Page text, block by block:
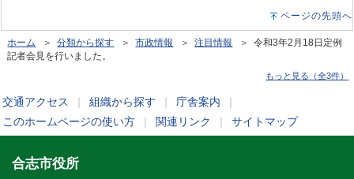
ページの先頭へ
ホーム ＞分類から探す ＞市政情報 ＞注目情報
＞ 令和3年2月18日定例
記者会見を行いました。
もっと見る（全3件）
交通アクセス 組織から探す 庁舎案内
このホームページの使い方
関連リンク サイトマップ
合志市役所